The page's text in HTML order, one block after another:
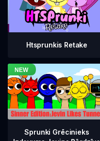
Htsprunkis Retake
Sprunki Grēcinieks